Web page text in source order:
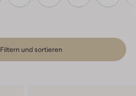
Filtern und sortieren